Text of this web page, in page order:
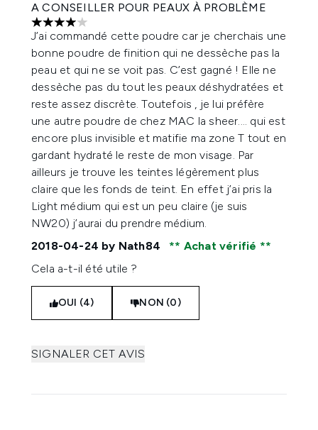
A CONSEILLER POUR PEAUX À PROBLÈME
4 étoiles sur un maximum de 5
J’ai commandé cette poudre car je cherchais une
bonne poudre de finition qui ne dessèche pas la
peau et qui ne se voit pas. C’est gagné ! Elle ne
dessèche pas du tout les peaux déshydratées et
reste assez discrète. Toutefois , je lui préfère
une autre poudre de chez MAC la sheer.... qui est
encore plus invisible et matifie ma zone T tout en
gardant hydraté le reste de mon visage. Par
ailleurs je trouve les teintes légèrement plus
claire que les fonds de teint. En effet j’ai pris la
Light médium qui est un peu claire (je suis
NW20) j’aurai du prendre médium.
2018-04-24 by Nath84
Achat vérifié
Cela a-t-il été utile ?
OUI (4) NON (0)
SIGNALER CET AVIS